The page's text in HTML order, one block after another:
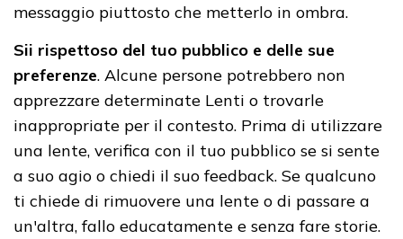
messaggio piuttosto che metterlo in ombra.
Sii rispettoso del tuo pubblico e delle sue
preferenze. Alcune persone potrebbero non
apprezzare determinate Lenti o trovarle
inappropriate per il contesto. Prima di utilizzare
una lente, verifica con il tuo pubblico se si sente
a suo agio o chiedi il suo feedback. Se qualcuno
ti chiede di rimuovere una lente o di passare a
un'altra, fallo educatamente e senza fare storie.